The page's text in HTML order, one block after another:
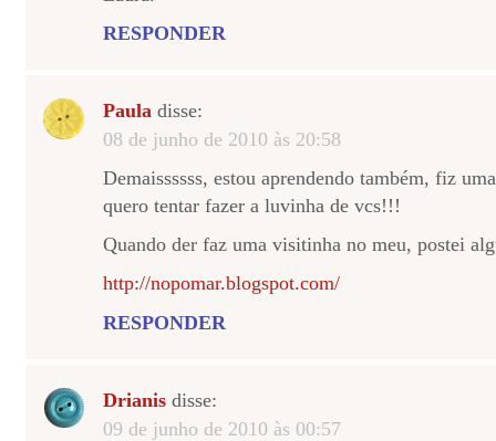
RESPONDER
Paula disse:
08 de junho de 2010 às 20:58
Demaissssss, estou aprendendo também, fiz
quero tentar fazer a luvinha de vcs!!!
Quando der faz uma visitinha no meu, postei
http://nopomar.blogspot.com/
RESPONDER
Drianis disse:
09 de junho de 2010 às 00:57